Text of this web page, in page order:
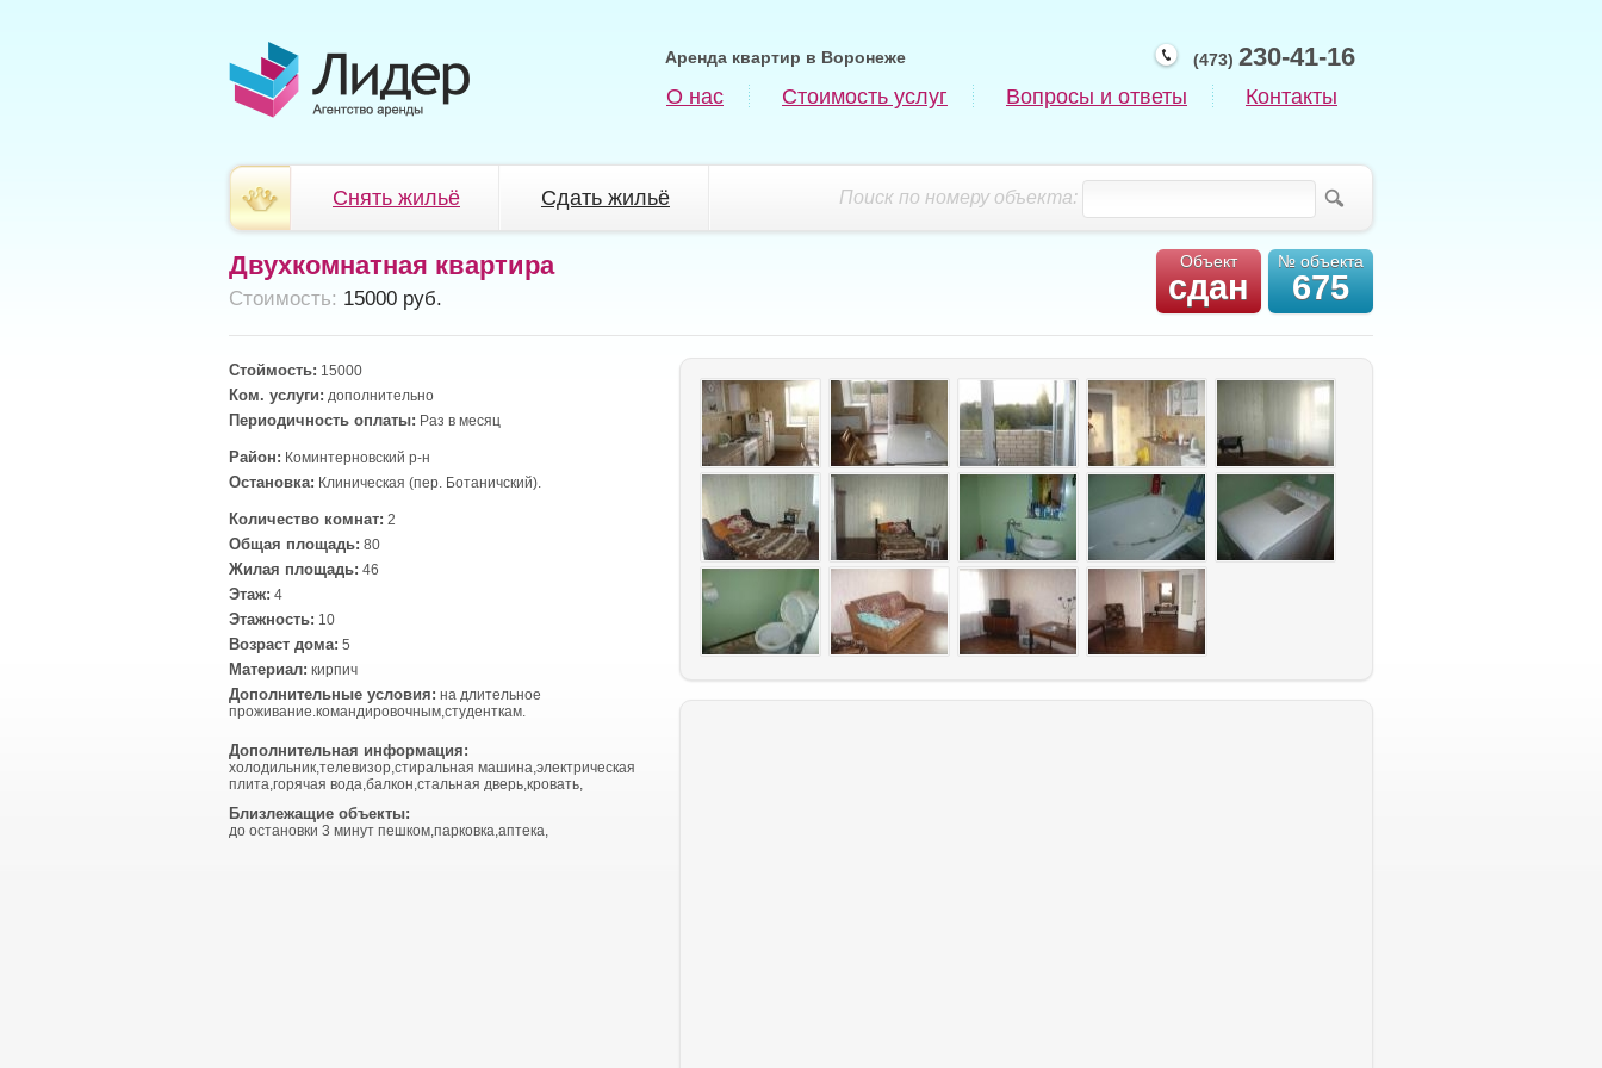
(473) 230-41-16
Аренда квартир в Воронеже
О нас Стоимость услуг Вопросы и ответы Контакты
Поиск по номеру объекта:
Снять жильё Сдать жильё
Объект
сдан
№ объекта
675
Двухкомнатная квартира
Cтоимость: 15000 руб.
Стоймость: 15000
Ком. услуги: дополнительно
Периодичность оплаты: Раз в месяц
Район: Коминтерновский р-н
Остановка: Клиническая (пер. Ботаничский).
Количество комнат: 2
Общая площадь: 80
Жилая площадь: 46
Этаж: 4
Этажность: 10
Возраст дома: 5
Материал: кирпич
Дополнительные условия: на длительное
проживание.командировочным,студенткам.
Дополнительная информация:
холодильник,телевизор,стиральная машина,электрическая
плита,горячая вода,балкон,стальная дверь,кровать,
Близлежащие объекты:
до остановки 3 минут пешком,парковка,аптека,